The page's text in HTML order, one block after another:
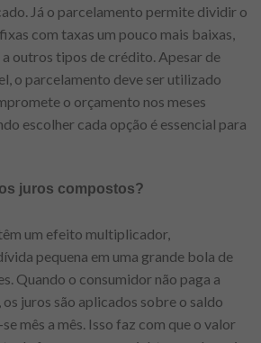
Já o parcelamento permite dividir o
com taxas um pouco mais baixas,
a outros tipos de crédito. Apesar de
o parcelamento deve ser utilizado
o orçamento nos meses
escolher cada opção é essencial para
juros compostos?
um efeito multiplicador,
pequena em uma grande bola de
Quando o consumidor não paga a
juros são aplicados sobre o saldo
mês a mês. Isso faz com que o valor